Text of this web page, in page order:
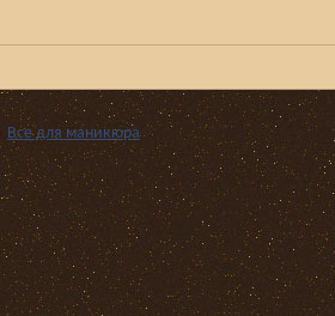
Все для маникюра